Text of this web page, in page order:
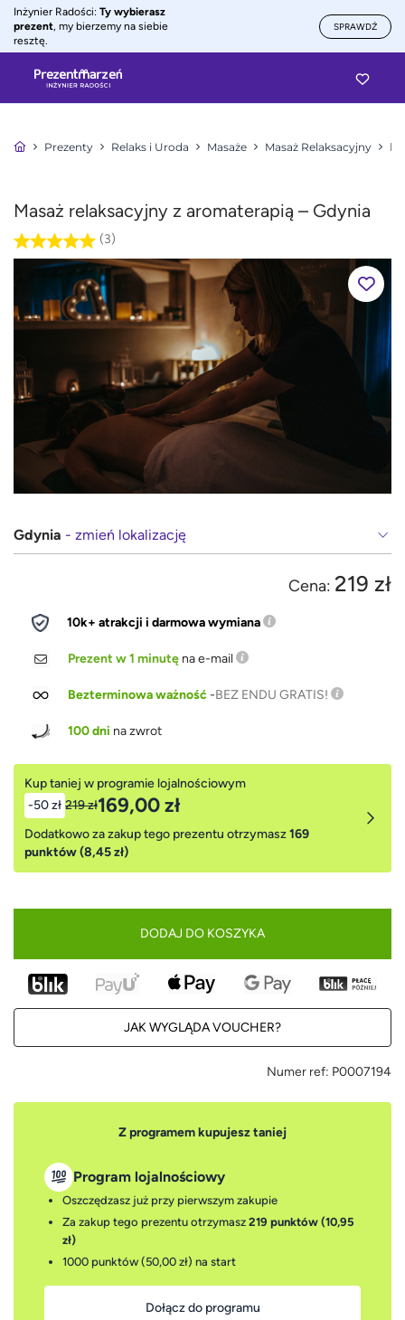
Inżynier Radości: Ty wybierasz
prezent, my bierzemy na siebie
resztę.
SPRAWDŹ
Prezenty Relaks i Uroda Masaże Masaż Relaksacyjny
Masaż relaksacyjny z aromaterapią – Gdynia
(3)
Gdynia - zmień lokalizację
Cena: 219 zł
10k+ atrakcji i darmowa wymiana
Prezent w 1 minutę na e-mail
Bezterminowa ważność-BEZ ENDU GRATIS!
100 dni na zwrot
Kup taniej w programie lojalnościowym
-50 zł 219 zł169,00 zł
Dodatkowo za zakup tego prezentu otrzymasz169
punktów (8,45 zł)
DODAJ DO KOSZYKA
JAK WYGLĄDA VOUCHER?
Numer ref: P0007194
Z programem kupujesz taniej
Program lojalnościowy
Oszczędzasz już przy pierwszym zakupie
Za zakup tego prezentu otrzymasz 219 punktów (10,95
zł)
1000 punktów (50,00 zł) na start
Dołącz do programu